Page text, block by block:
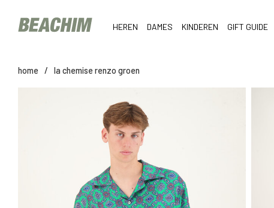
HEREN DAMES KINDEREN GIFT GUIDE
home / la chemise renzo groen